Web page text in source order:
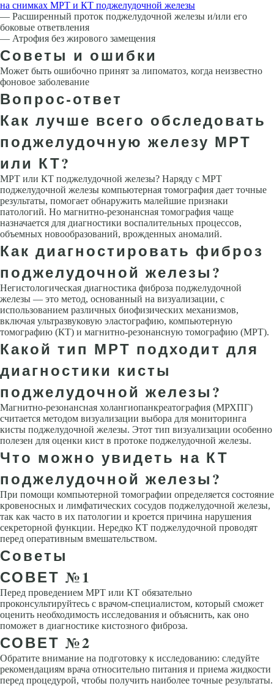
на снимках МРТ и КТ поджелудочной железы
— Расширенный проток поджелудочной железы и/или его
боковые ответвления
— Атрофия без жирового замещения
Советы и ошибки
Может быть ошибочно принят за липоматоз, когда неизвестно
фоновое заболевание
Вопрос-ответ
Как лучше всего обследовать
поджелудочную железу МРТ
или КТ?
МРТ или КТ поджелудочной железы? Наряду с МРТ
поджелудочной железы компьютерная томография дает точные
результаты, помогает обнаружить малейшие признаки
патологий. Но магнитно-резонансная томография чаще
назначается для диагностики воспалительных процессов,
объемных новообразований, врожденных аномалий.
Как диагностировать фиброз
поджелудочной железы?
Негистологическая диагностика фиброза поджелудочной
железы — это метод, основанный на визуализации, с
использованием различных биофизических механизмов,
включая ультразвуковую эластографию, компьютерную
томографию (КТ) и магнитно-резонансную томографию (МРТ).
Какой тип МРТ подходит для
диагностики кисты
поджелудочной железы?
Магнитно-резонансная холангиопанкреатография (МРХПГ)
считается методом визуализации выбора для мониторинга
кисты поджелудочной железы. Этот тип визуализации особенно
полезен для оценки кист в протоке поджелудочной железы.
Что можно увидеть на КТ
поджелудочной железы?
При помощи компьютерной томографии определяется состояние
кровеносных и лимфатических сосудов поджелудочной железы,
так как часто в их патологии и кроется причина нарушения
секреторной функции. Нередко КТ поджелудочной проводят
перед оперативным вмешательством.
Советы
СОВЕТ №1
Перед проведением МРТ или КТ обязательно
проконсультируйтесь с врачом-специалистом, который сможет
оценить необходимость исследования и объяснить, как оно
поможет в диагностике кистозного фиброза.
СОВЕТ №2
Обратите внимание на подготовку к исследованию: следуйте
рекомендациям врача относительно питания и приема жидкости
перед процедурой, чтобы получить наиболее точные результаты.